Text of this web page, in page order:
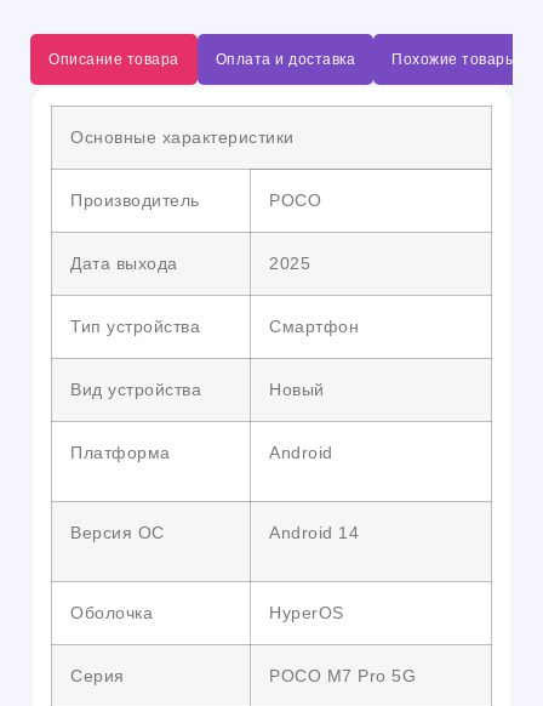
Описание товара Оплата и доставка Похожие товары
Основные характеристики
Производитель POCO
Дата выхода 2025
Тип устройства Смартфон
Вид устройства Новый
Платформа Android
Версия ОС Android 14
Оболочка HyperOS
Серия POCO M7 Pro 5G